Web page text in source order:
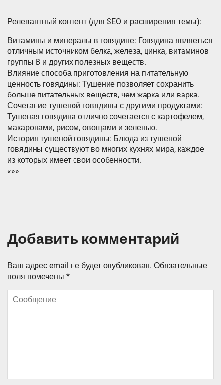
Релевантный контент (для SEO и расширения темы):
Витамины и минералы в говядине: Говядина являеться
отличным источником белка, железа, цинка, витаминов
группы B и других полезных веществ.
Влияние способа приготовления на питательную
ценность говядины: Тушение позволяет сохранить
больше питательных веществ, чем жарка или варка.
Сочетание тушеной говядины с другими продуктами:
Тушеная говядина отлично сочетается с картофелем,
макаронами, рисом, овощами и зеленью.
История тушеной говядины: Блюда из тушеной
говядины существуют во многих кухнях мира, каждое
из которых имеет свои особенности.
«»»
Добавить комментарий
Ваш адрес email не будет опубликован. Обязательные
поля помечены *